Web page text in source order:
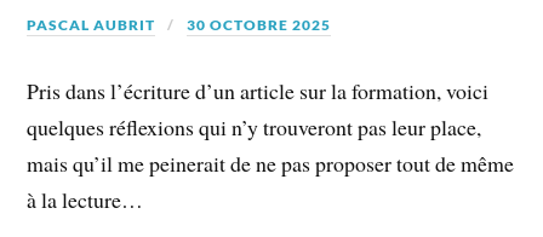
PASCAL AUBRIT 30 OCTOBRE 2025
Pris dans l’écriture d’un article sur la formation, voici
quelques réflexions qui n’y trouveront pas leur place,
mais qu’il me peinerait de ne pas proposer tout de même
à la lecture…